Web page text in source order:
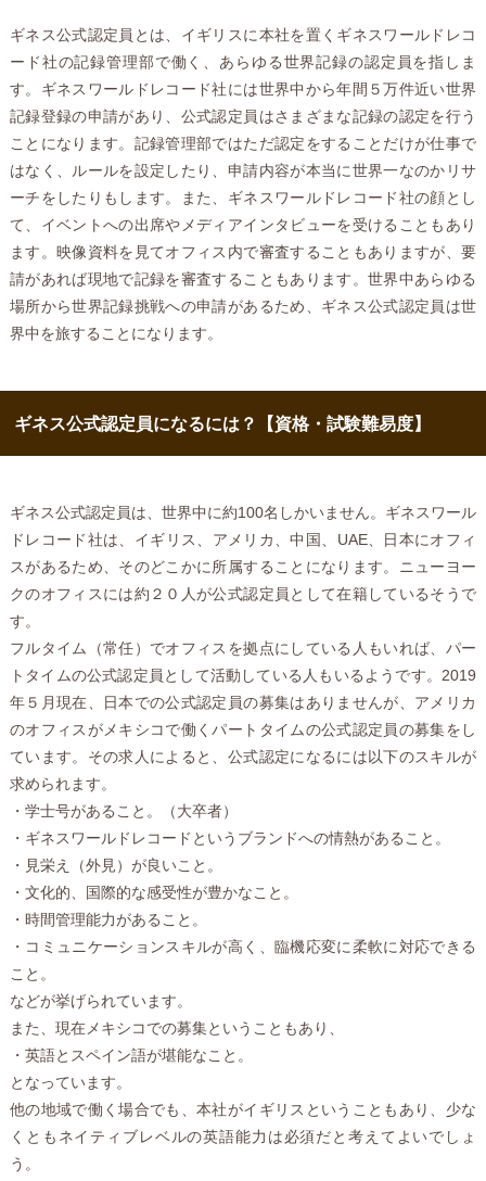
ギネス公式認定員とは、イギリスに本社を置くギネスワールドレコ
ード社の記録管理部で働く、あらゆる世界記録の認定員を指しま
す。ギネスワールドレコード社には世界中から年間５万件近い世界
記録登録の申請があり、公式認定員はさまざまな記録の認定を行う
ことになります。記録管理部ではただ認定をすることだけが仕事で
はなく、ルールを設定したり、申請内容が本当に世界一なのかリサ
ーチをしたりもします。また、ギネスワールドレコード社の顔とし
て、イベントへの出席やメディアインタビューを受けることもあり
ます。映像資料を見てオフィス内で審査することもありますが、要
請があれば現地で記録を審査することもあります。世界中あらゆる
場所から世界記録挑戦への申請があるため、ギネス公式認定員は世
界中を旅することになります。
ギネス公式認定員になるには？【資格・試験難易度】
ギネス公式認定員は、世界中に約100名しかいません。ギネスワール
ドレコード社は、イギリス、アメリカ、中国、UAE、日本にオフィ
スがあるため、そのどこかに所属することになります。ニューヨー
クのオフィスには約２０人が公式認定員として在籍しているそうで
す。
フルタイム（常任）でオフィスを拠点にしている人もいれば、パー
トタイムの公式認定員として活動している人もいるようです。2019
年５月現在、日本での公式認定員の募集はありませんが、アメリカ
のオフィスがメキシコで働くパートタイムの公式認定員の募集をし
ています。その求人によると、公式認定になるには以下のスキルが
求められます。
・学士号があること。（大卒者）
・ギネスワールドレコードというブランドへの情熱があること。
・見栄え（外見）が良いこと。
・文化的、国際的な感受性が豊かなこと。
・時間管理能力があること。
・コミュニケーションスキルが高く、臨機応変に柔軟に対応できる
こと。
などが挙げられています。
また、現在メキシコでの募集ということもあり、
・英語とスペイン語が堪能なこと。
となっています。
他の地域で働く場合でも、本社がイギリスということもあり、少な
くともネイティブレベルの英語能力は必須だと考えてよいでしょ
う。